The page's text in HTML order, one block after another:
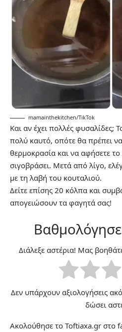
mamainthekitchen/TikTok
Και αν έχει πολλές φυσαλίδες;
πολύ καυτό, οπότε θα πρέπει
θερμοκρασία και να αφήσετε το
σιγοβράσει. Μετά από λίγο,
με τη λαβή του κουταλιού.
Δείτε επίσης 20 κόλπα και
απογειώσουν τα φαγητά σας!
Διάλεξε αστέρια! Μας
Δεν υπάρχουν αξιολογήσεις
δώσει
Ακολούθησε το Toftiaxa.gr στο